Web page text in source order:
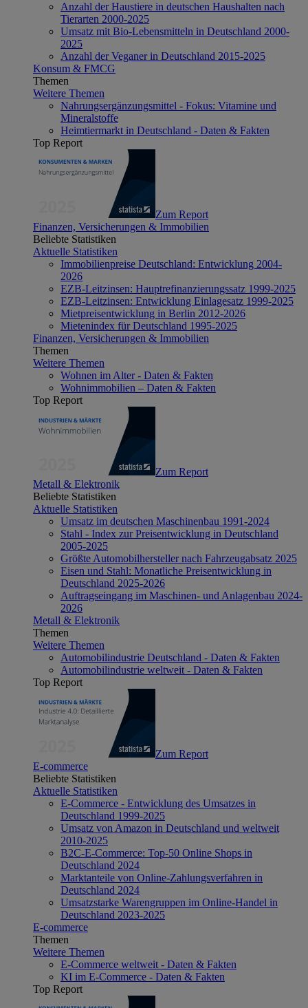
Anzahl der Haustiere in deutschen Haushalten nach
Tierarten 2000-2025
Umsatz mit Bio-Lebensmitteln in Deutschland 2000-
2025
Anzahl der Veganer in Deutschland 2015-2025
Konsum & FMCG
Themen
Weitere Themen
Nahrungsergänzungsmittel - Fokus: Vitamine und
Mineralstoffe
Heimtiermarkt in Deutschland - Daten & Fakten
Top Report
Zum Report
Finanzen, Versicherungen & Immobilien
Beliebte Statistiken
Aktuelle Statistiken
Immobilienpreise Deutschland: Entwicklung 2004-
2026
EZB-Leitzinsen: Hauptrefinanzierungssatz 1999-2025
EZB-Leitzinsen: Entwicklung Einlagesatz 1999-2025
Mietpreisentwicklung in Berlin 2012-2026
Mietenindex für Deutschland 1995-2025
Finanzen, Versicherungen & Immobilien
Themen
Weitere Themen
Wohnen im Alter - Daten & Fakten
Wohnimmobilien – Daten & Fakten
Top Report
Zum Report
Metall & Elektronik
Beliebte Statistiken
Aktuelle Statistiken
Umsatz im deutschen Maschinenbau 1991-2024
Stahl - Index zur Preisentwicklung in Deutschland
2005-2025
Größte Automobilhersteller nach Fahrzeugabsatz 2025
Eisen und Stahl: Monatliche Preisentwicklung in
Deutschland 2025-2026
Auftragseingang im Maschinen- und Anlagenbau 2024-
2026
Metall & Elektronik
Themen
Weitere Themen
Automobilindustrie Deutschland - Daten & Fakten
Automobilindustrie weltweit - Daten & Fakten
Top Report
Zum Report
E-commerce
Beliebte Statistiken
Aktuelle Statistiken
E-Commerce - Entwicklung des Umsatzes in
Deutschland 1999-2025
Umsatz von Amazon in Deutschland und weltweit
2010-2025
B2C-E-Commerce: Top-50 Online Shops in
Deutschland 2024
Marktanteile von Online-Zahlungsverfahren in
Deutschland 2024
Umsatzstarke Warengruppen im Online-Handel in
Deutschland 2023-2025
E-commerce
Themen
Weitere Themen
E-Commerce weltweit - Daten & Fakten
KI im E-Commerce - Daten & Fakten
Top Report